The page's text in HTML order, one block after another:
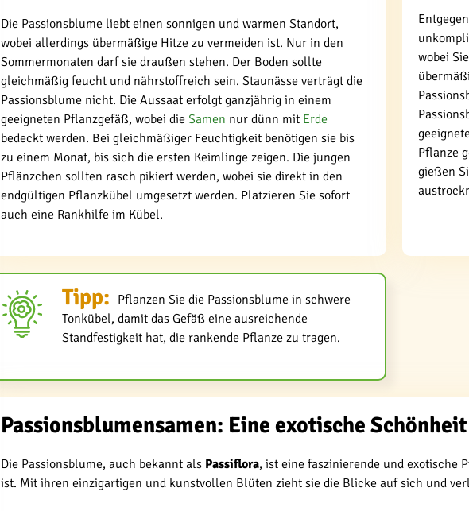
Die Passionsblume liebt einen sonnigen und warmen Standort,
wobei allerdings übermäßige Hitze zu vermeiden ist. Nur in den
Sommermonaten darf sie draußen stehen. Der Boden sollte
gleichmäßig feucht und nährstoffreich sein. Staunässe verträgt die
Passionsblume nicht. Die Aussaat erfolgt ganzjährig in einem
geeigneten Pflanzgefäß, wobei die Samen nur dünn mit Erde
bedeckt werden. Bei gleichmäßiger Feuchtigkeit benötigen sie bis
zu einem Monat, bis sich die ersten Keimlinge zeigen. Die jungen
Pflänzchen sollten rasch pikiert werden, wobei sie direkt in den
endgültigen Pflanzkübel umgesetzt werden. Platzieren Sie sofort
auch eine Rankhilfe im Kübel.
wobei
Pflanze
gießen
Tipp: Pflanzen Sie die Passionsblume in schwere
Tonkübel, damit das Gefäß eine ausreichende
Standfestigkeit hat, die rankende Pflanze zu tragen.
Passionsblumensamen: Eine exotische
Die Passionsblume, auch bekannt als Passiflora, ist eine faszinierende und exotische
ist. Mit ihren einzigartigen und kunstvollen Blüten zieht sie die Blicke auf sich und